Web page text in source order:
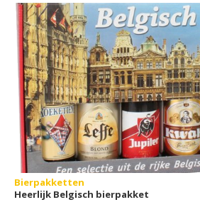
Bierpakketten
Heerlijk Belgisch bierpakket